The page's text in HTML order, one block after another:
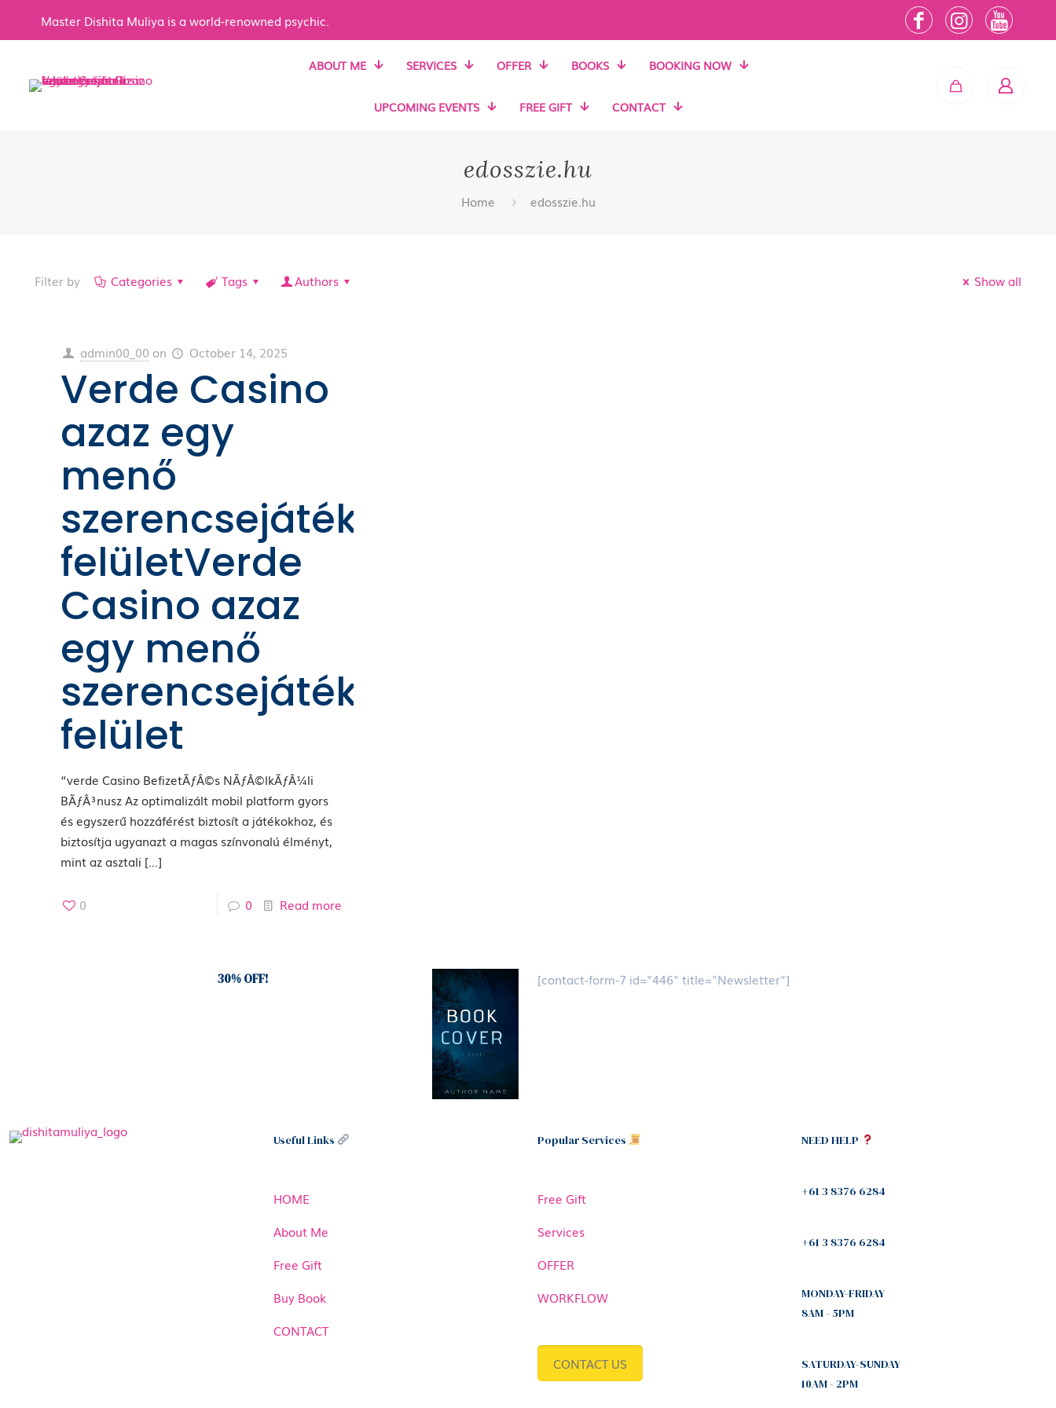
Master Dishita Muliya is a world-renowned psychic.
ABOUT ME SERVICES OFFER BOOKS BOOKING NOW
UPCOMING EVENTS FREE GIFT CONTACT
edosszie.hu
Home edosszie.hu
Filter by Categories Tags Authors Show all
admin00_00 on October 14, 2025
Verde Casino
azaz egy
menő
szerencsejáték
felületVerde
Casino azaz
egy menő
szerencsejáték
felület
“verde Casino BefizetÃƒÂ©s NÃƒÂ©lkÃƒÂ¼li
BÃƒÂ³nusz Az optimalizált mobil platform gyors
és egyszerű hozzáférést biztosít a játékokhoz, és
biztosítja ugyanazt a magas színvonalú élményt,
mint az asztali […]
0 0 Read more
30% OFF! [contact-form-7 id="446" title="Newsletter"]
Useful Links
HOME
About Me
Free Gift
Buy Book
CONTACT
Popular Services
Free Gift
Services
OFFER
WORKFLOW
CONTACT US
NEED HELP
+61 3 8376 6284
+61 3 8376 6284
MONDAY-FRIDAY
8AM - 5PM
SATURDAY-SUNDAY
10AM - 2PM